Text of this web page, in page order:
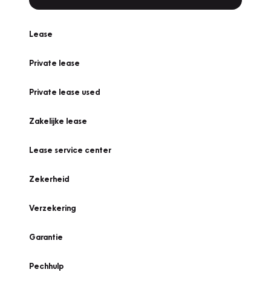
Lease
Private lease
Private lease used
Zakelijke lease
Lease service center
Zekerheid
Verzekering
Garantie
Pechhulp